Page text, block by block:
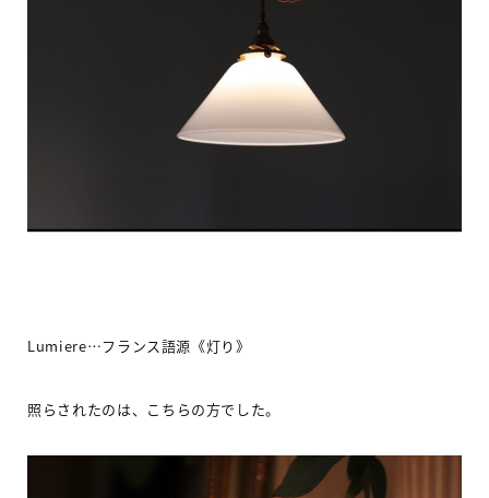
Lumiere…フランス語源《灯り》
照らされたのは、こちらの方でした。